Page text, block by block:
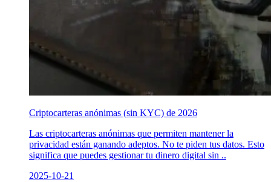
Criptocarteras anónimas (sin KYC) de 2026
Las criptocarteras anónimas que permiten mantener la
privacidad están ganando adeptos. No te piden tus datos. Esto
significa que puedes gestionar tu dinero digital sin ..
2025-10-21